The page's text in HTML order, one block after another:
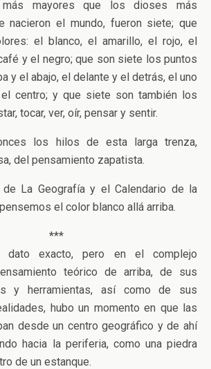
más mayores que los dioses más
nacieron el mundo, fueron siete; que
el blanco, el amarillo, el rojo, el
y el negro; que son siete los puntos
y el abajo, el delante y el detrás, el uno
centro; y que siete son también los
tocar, ver, oír, pensar y sentir.
los hilos de esta larga trenza,
del pensamiento zapatista.
de La Geografía y el Calendario de la
el color blanco allá arriba.
***
dato exacto, pero en el complejo
teórico de arriba, de sus
y herramientas, así como de sus
hubo un momento en que las
desde un centro geográfico y de ahí
hacia la periferia, como una piedra
de un estanque.